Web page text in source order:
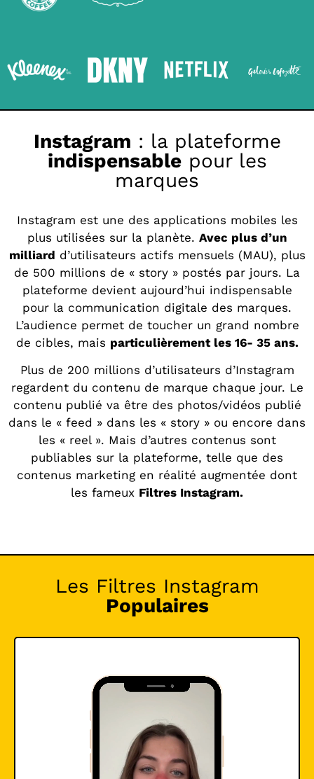
Instagram : la plateforme
indispensablepour les
marques
Instagram est une des applications mobiles les
plus utilisées sur la planète. Avec plus d’un
milliard d’utilisateurs actifs mensuels (MAU), plus
de 500 millions de « story » postés par jours. La
plateforme devient aujourd’hui indispensable
pour la communication digitale des marques.
L’audience permet de toucher un grand nombre
de cibles, mais particulièrement les 16- 35 ans.
Plus de 200 millions d’utilisateurs d’Instagram
regardent du contenu de marque chaque jour. Le
contenu publié va être des photos/vidéos publié
dans le « feed » dans les « story » ou encore dans
les « reel ». Mais d’autres contenus sont
publiables sur la plateforme, telle que des
contenus marketing en réalité augmentée dont
les fameux Filtres Instagram.
Les Filtres Instagram
Populaires